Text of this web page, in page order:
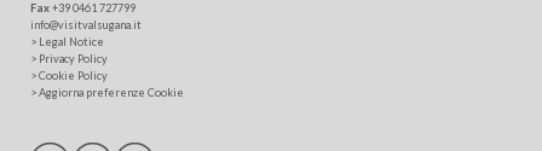
Fax+39 0461 727799
info@visitvalsugana.it
> Legal Notice
> Privacy Policy
>Cookie Policy
>Aggiorna preferenze Cookie